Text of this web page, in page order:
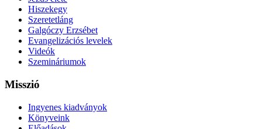
Hiszekegy
Szeretetláng
Galgóczy Erzsébet
Evangelizációs levelek
Videók
Szemináriumok
Misszió
Ingyenes kiadványok
Könyveink